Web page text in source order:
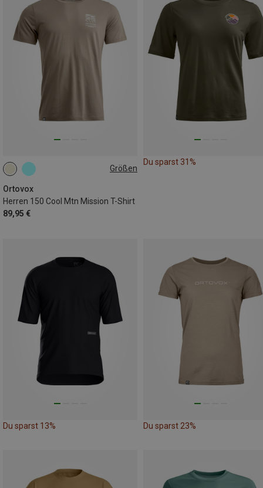
Größen
Ortovox
Herren 150 Cool Mtn Mission T-Shirt
89,95 €
XL XXL
Du sparst 31%
Du sparst 13% Du sparst 23%